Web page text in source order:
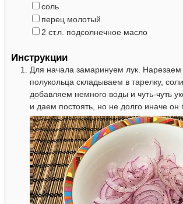
▢
соль
▢
перец молотый
▢
2 ст.л. подсолнечное масло
Инструкции
Для начала замаринуем лук. Нарезаем
полукольца складываем в тарелку,
добавляем немного воды и чуть-чуть
и даем постоять, но не долго иначе он